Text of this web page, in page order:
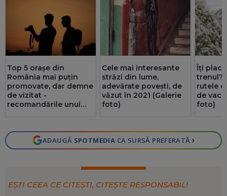
Top 5 orașe din
România mai puțin
promovate, dar demne
de vizitat -
recomandările unui
Cele mai interesante
străzi din lume,
adevărate povești, de
văzut în 2021 (Galerie
foto)
Îți
trenul?
rutele
de
foto)
ADAUGĂ SPOTMEDIA CA SURSĂ PREFERATĂ ›
EȘTI CEEA CE CITEȘTI, CITEȘTE RESPONSABIL!